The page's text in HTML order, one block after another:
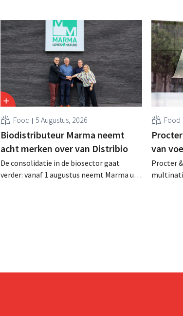
Food 5 Augustus, 2026
Biodistributeur Marma neemt
acht merken over van Distribio
De consolidatie in de biosector gaat
verder: vanaf 1 augustus neemt Marma uit
Food
van
Procter